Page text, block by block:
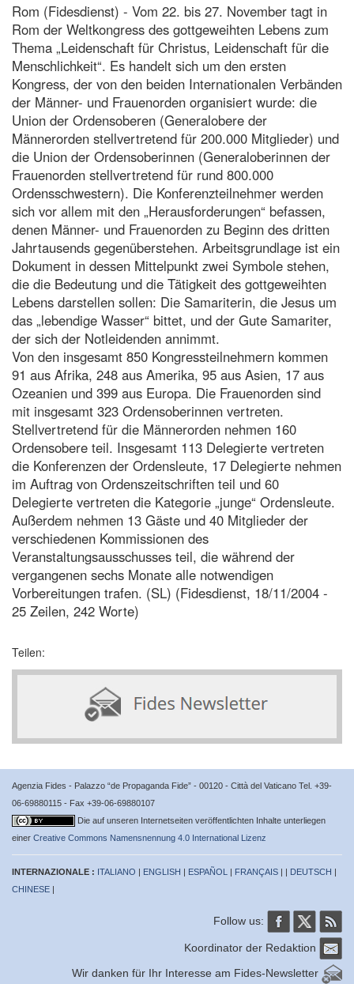
Rom (Fidesdienst) - Vom 22. bis 27. November tagt in
Rom der Weltkongress des gottgeweihten Lebens zum
Thema „Leidenschaft für Christus, Leidenschaft für die
Menschlichkeit“. Es handelt sich um den ersten
Kongress, der von den beiden Internationalen Verbänden
der Männer- und Frauenorden organisiert wurde: die
Union der Ordensoberen (Generalobere der
Männerorden stellvertretend für 200.000 Mitglieder) und
die Union der Ordensoberinnen (Generaloberinnen der
Frauenorden stellvertretend für rund 800.000
Ordensschwestern). Die Konferenzteilnehmer werden
sich vor allem mit den „Herausforderungen“ befassen,
denen Männer- und Frauenorden zu Beginn des dritten
Jahrtausends gegenüberstehen. Arbeitsgrundlage ist ein
Dokument in dessen Mittelpunkt zwei Symbole stehen,
die die Bedeutung und die Tätigkeit des gottgeweihten
Lebens darstellen sollen: Die Samariterin, die Jesus um
das „lebendige Wasser“ bittet, und der Gute Samariter,
der sich der Notleidenden annimmt.
Von den insgesamt 850 Kongressteilnehmern kommen
91 aus Afrika, 248 aus Amerika, 95 aus Asien, 17 aus
Ozeanien und 399 aus Europa. Die Frauenorden sind
mit insgesamt 323 Ordensoberinnen vertreten.
Stellvertretend für die Männerorden nehmen 160
Ordensobere teil. Insgesamt 113 Delegierte vertreten
die Konferenzen der Ordensleute, 17 Delegierte nehmen
im Auftrag von Ordenszeitschriften teil und 60
Delegierte vertreten die Kategorie „junge“ Ordensleute.
Außerdem nehmen 13 Gäste und 40 Mitglieder der
verschiedenen Kommissionen des
Veranstaltungsausschusses teil, die während der
vergangenen sechs Monate alle notwendigen
Vorbereitungen trafen. (SL) (Fidesdienst, 18/11/2004 -
25 Zeilen, 242 Worte)
Teilen:
Agenzia Fides - Palazzo “de Propaganda Fide” - 00120 - Città del Vaticano Tel. +39-
06-69880115 - Fax +39-06-69880107
Die auf unseren Internetseiten veröffentlichten Inhalte unterliegen
einer Creative Commons Namensnennung 4.0 International Lizenz
INTERNAZIONALE : ITALIANO | ENGLISH | ESPAÑOL | FRANÇAIS | | DEUTSCH |
CHINESE |
Follow us:
Koordinator der Redaktion
Wir danken für Ihr Interesse am Fides-Newsletter